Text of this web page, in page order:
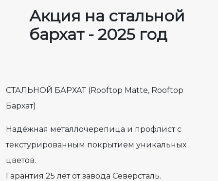
Акция на стальной
бархат - 2025 год
СТАЛЬНОЙ БАРХАТ (Rooftop Matte, Rooftop
Бархат)
Надёжная металлочерепица и профлист с
текстурированным покрытием уникальных
цветов.
Гарантия 25 лет от завода Северсталь.